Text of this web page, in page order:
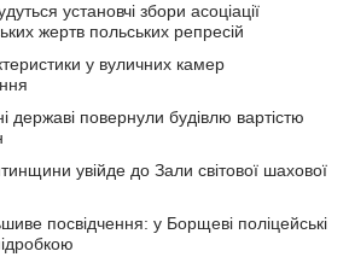
установчі збори асоціації
жертв польських репресій
у вуличних камер
державі повернули будівлю вартістю
увійде до Зали світової шахової
посвідчення: у Борщеві поліцейські